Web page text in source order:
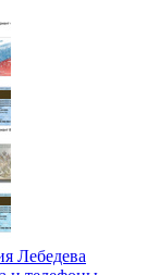
Лебедева